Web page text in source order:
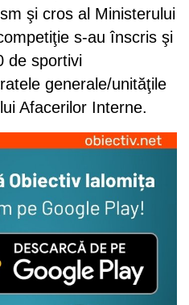
şi cros al Ministerului
s-au înscris şi
de sportivi
generale/unităţile
Afacerilor Interne.